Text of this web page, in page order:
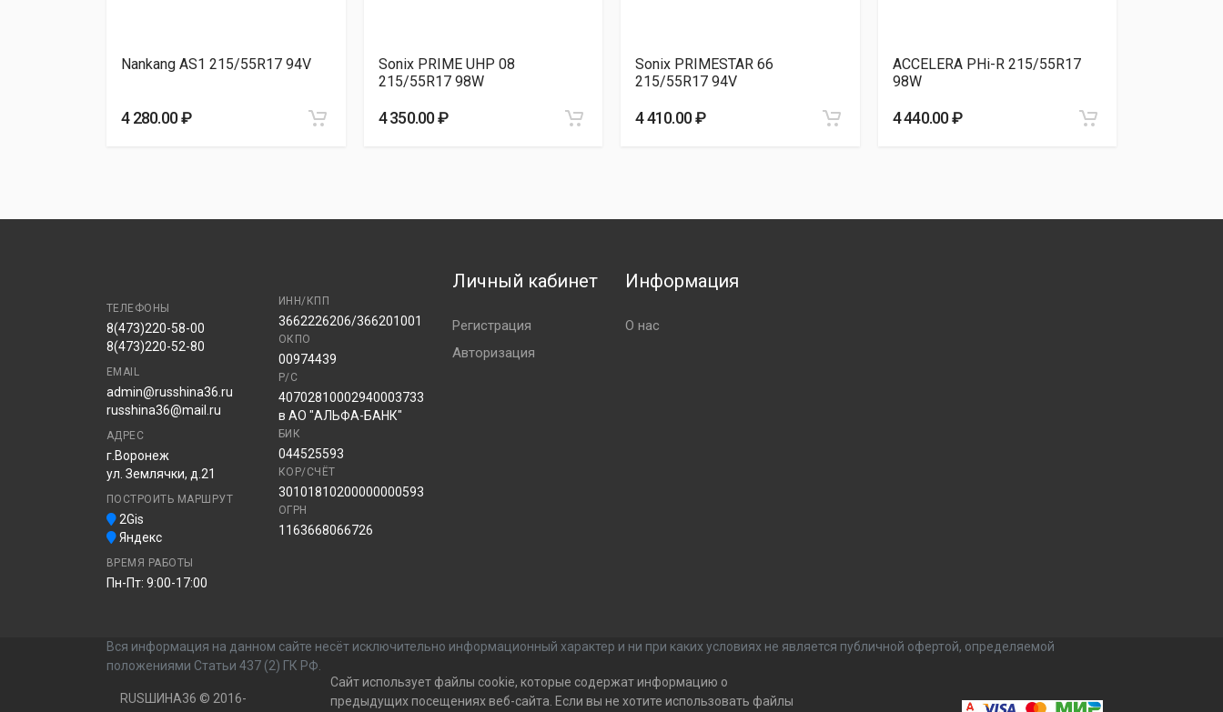
Nankang AS1 215/55R17 94V
4 280.00 ₽
Sonix PRIME UHP 08
215/55R17 98W
4 350.00 ₽
Sonix PRIMESTAR 66
215/55R17 94V
4 410.00 ₽
ACCELERA PHi-R 215/55R17
98W
4 440.00 ₽
ТЕЛЕФОНЫ
8(473)220-58-00
8(473)220-52-80
EMAIL
admin@russhina36.ru
russhina36@mail.ru
АДРЕС
г.Воронеж
ул. Землячки, д.21
ПОСТРОИТЬ МАРШРУТ
2Gis
Яндекс
ВРЕМЯ РАБОТЫ
Пн-Пт: 9:00-17:00
ИНН/КПП
3662226206/366201001
ОКПО
00974439
Р/С
40702810002940003733
в АО "АЛЬФА-БАНК"
БИК
044525593
КОР/СЧЁТ
30101810200000000593
ОГРН
1163668066726
Личный кабинет
Регистрация
Авторизация
Информация
О нас
Вся информация на данном сайте несёт исключительно информационный характер и ни при каких условиях не является публичной офертой, определяемой
положениями Статьи 437 (2) ГК РФ.
RUSШИНА36 © 2016-
Сайт использует файлы cookie, которые содержат информацию о
предыдущих посещениях веб-сайта. Если вы не хотите использовать файлы